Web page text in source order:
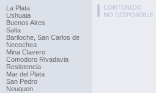
La Plata
Ushuaia
Buenos Aires
Salta
Bariloche, San Carlos de
Necochea
Mina Clavero
Comodoro Rivadavia
Resistencia
Mar del Plata
San Pedro
Neuquen